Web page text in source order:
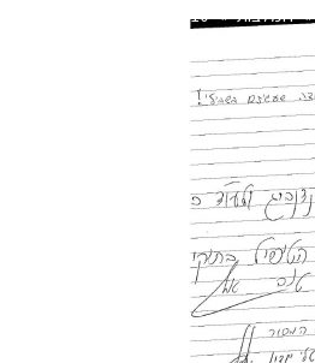
» המלצות »
010